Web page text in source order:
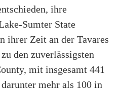
ihre
Sumter State
ihrer Zeit an der Tavares
den zuverlässigsten
mit insgesamt 441
mehr als 100 in